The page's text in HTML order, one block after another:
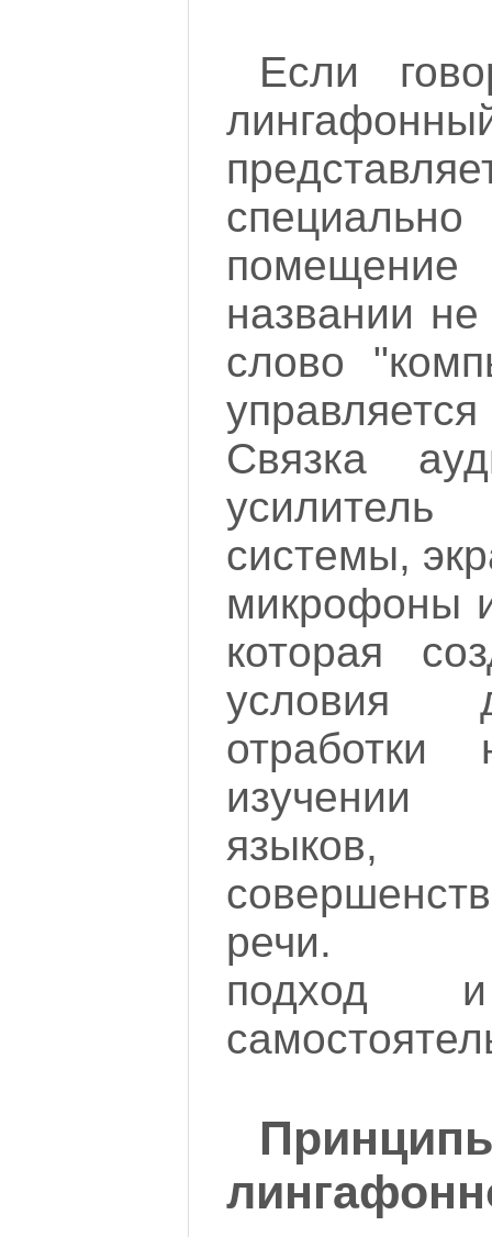
Если
названии не
слово
Связка
усилитель
системы,
микрофоны
которая
условия
речи.
подход и